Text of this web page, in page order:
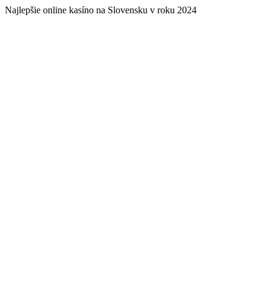
Najlepšie online kasíno na Slovensku v roku 2024